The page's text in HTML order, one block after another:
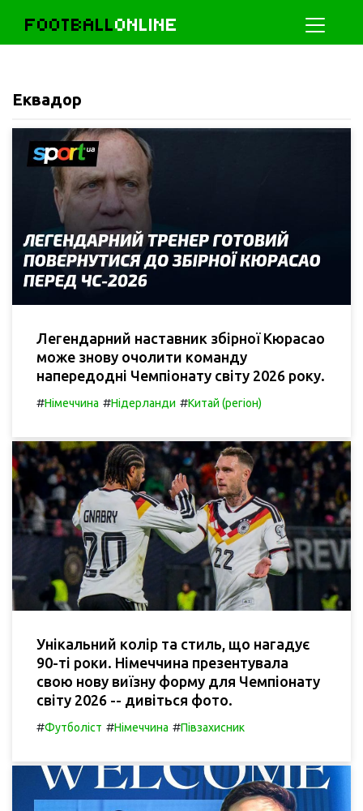
FOOTBALLONLINE
Еквадор
Легендарний наставник збірної Кюрасао
може знову очолити команду
напередодні Чемпіонату світу 2026 року.
#Німеччина #Нідерланди #Китай (регіон)
Унікальний колір та стиль, що нагадує
90-ті роки. Німеччина презентувала
свою нову виїзну форму для Чемпіонату
світу 2026 -- дивіться фото.
#Футболіст #Німеччина #Півзахисник